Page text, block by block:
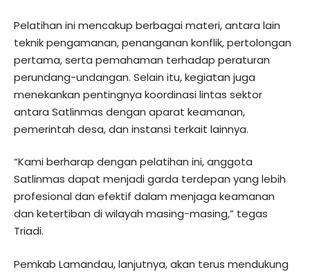
Pelatihan ini mencakup berbagai materi, antara lain
teknik pengamanan, penanganan konflik, pertolongan
pertama, serta pemahaman terhadap peraturan
perundang-undangan. Selain itu, kegiatan juga
menekankan pentingnya koordinasi lintas sektor
antara Satlinmas dengan aparat keamanan,
pemerintah desa, dan instansi terkait lainnya.
“Kami berharap dengan pelatihan ini, anggota
Satlinmas dapat menjadi garda terdepan yang lebih
profesional dan efektif dalam menjaga keamanan
dan ketertiban di wilayah masing-masing,” tegas
Triadi.
Pemkab Lamandau, lanjutnya, akan terus mendukung